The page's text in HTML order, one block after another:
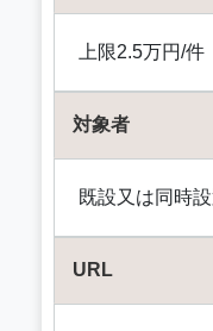
上限2.5万円/件
対象者
既設又は同時
URL